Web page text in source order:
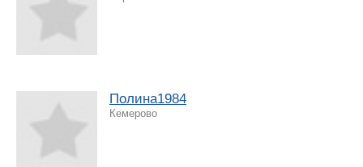
Полина1984
Кемерово